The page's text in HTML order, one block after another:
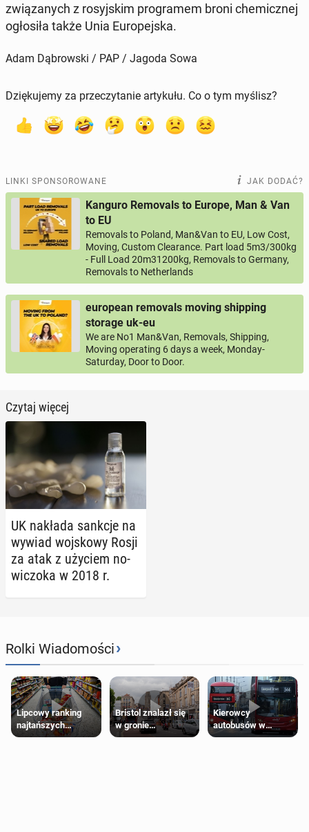
zwią­za­nych z ro­syj­skim pro­gra­mem broni che­micz­nej
ogło­si­ła także Unia Eu­ro­pej­ska.
Adam Dąbrowski / PAP / Jagoda Sowa
Dziękujemy za przeczytanie artykułu. Co o tym myślisz?
LINKI SPONSOROWANE JAK DODAĆ?
Kanguro Removals to Europe, Man & Van
to EU
Removals to Poland, Man&Van to EU, Low Cost,
Moving, Custom Clearance. Part load 5m3/300kg
- Full Load 20m31200kg, Removals to Germany,
Removals to Netherlands
european removals moving shipping
storage uk-eu
We are No1 Man&Van, Removals, Shipping,
Moving operating 6 days a week, Monday-
Saturday, Door to Door.
Czytaj więcej
UK nakłada sankcje na
wywiad woj­sko­wy Rosji
za atak z użyciem no­
wi­czo­ka w 2018 r.
Rolki Wiadomości›
Lipcowy ranking
najtańszych
supermarketów
Bristol znalazł się
w gronie
najlepszych
Kierowcy
autobusów w
Londynie